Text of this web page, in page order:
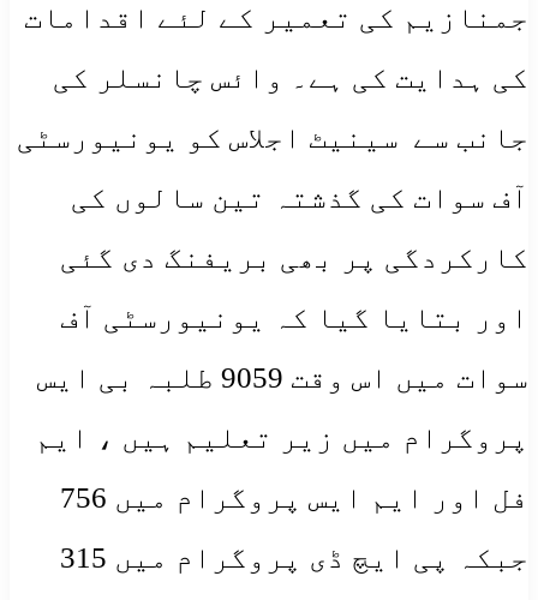
جمنازیم کی تعمیر کے لئے اقدامات
کی ہدایت کی ہے۔ وائس چانسلر کی
جانب سے سینیٹ اجلاس کو یونیورسٹی
آف سوات کی گذشتہ تین سالوں کی
کارکردگی پر بھی بریفنگ دی گئی
اور بتایا گیا کہ یونیورسٹی آف
سوات میں اس وقت 9059 طلبہ بی ایس
پروگرام میں زیر تعلیم ہیں ، ایم
فل اور ایم ایس پروگرام میں 756
جبکہ پی ایچ ڈی پروگرام میں 315